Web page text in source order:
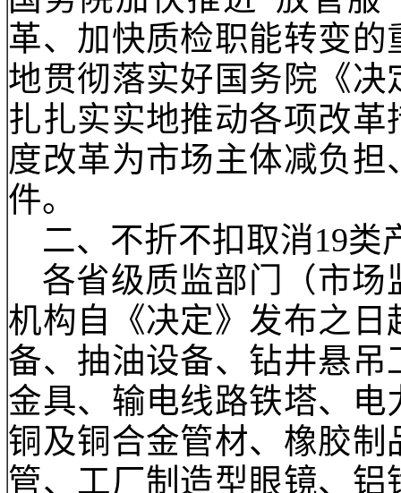
总局试行简化审批程
确要求。全系统要深
国务院加快推进“放管
革、加快质检职能转
地贯彻落实好国务院
扎扎实实地推动各项
度改革为市场主体减
件。
二、不折不扣取消19
各省级质监部门（
机构自《决定》发布